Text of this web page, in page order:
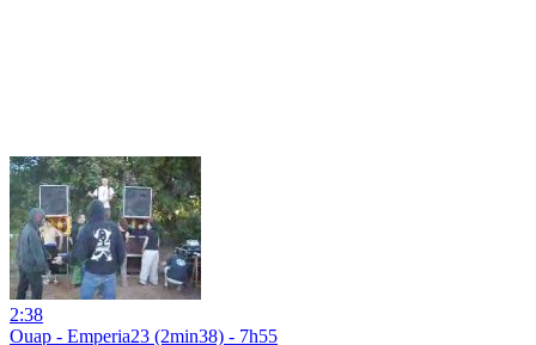
2:38
Ouap - Emperia23 (2min38) - 7h55